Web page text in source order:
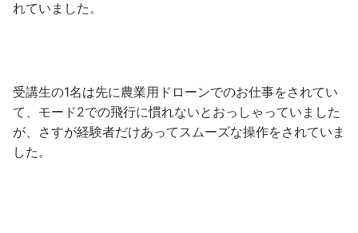
れていました。
受講生の1名は先に農業用ドローンでのお仕事をされてい
て、モード2での飛行に慣れないとおっしゃっていました
が、さすが経験者だけあってスムーズな操作をされていま
した。